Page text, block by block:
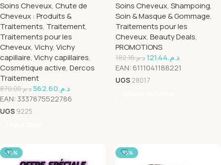
Femmes 21 Ampoules | 21 x
6ml
Soins Cheveux, Chute de
Cheveux : Produits &
Traitements, Traitement,
Traitements pour les
Cheveux, Vichy, Vichy
capillaire, Vichy capillaires,
Cosmétique active, Dercos
Traitement
د.م.870.00 د.م.562.60
EAN: 3337875522786
UGS 9225
Shampooing 200ml Pack
Soins Cheveux, Shampoing,
Soin & Masque & Gommage,
Traitements pour les
Cheveux, Beauty Deals,
PROMOTIONS
د.م.182.16 د.م.121.44
EAN: 6111041188221
UGS 28017
-33% -33%